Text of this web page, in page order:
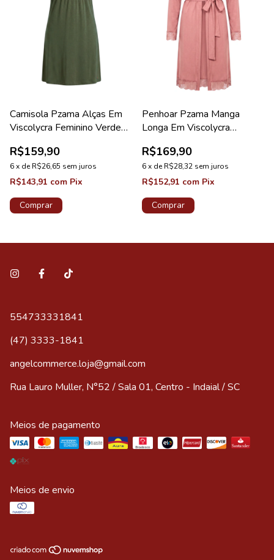
Camisola Pzama Alças Em
Viscolycra Feminino Verde
R$159,90
6x deR$26,65 sem juros
R$143,91 com Pix
Comprar
Penhoar Pzama Manga
Longa Em Viscolycra
R$169,90
6x deR$28,32 sem juros
R$152,91 com Pix
Comprar
554733331841
(47) 3333-1841
angelcommerce.loja@gmail.com
Rua Lauro Muller, N°52 / Sala 01, Centro - Indaial / SC
Meios de pagamento
Meios de envio